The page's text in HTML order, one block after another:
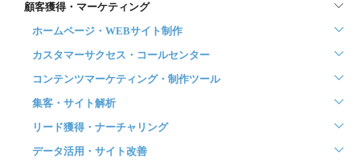
顧客獲得・マーケティング
ホームページ・WEBサイト制作
カスタマーサクセス・コールセンター
コンテンツマーケティング・制作ツール
集客・サイト解析
リード獲得・ナーチャリング
データ活用・サイト改善